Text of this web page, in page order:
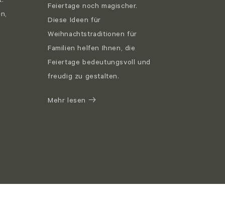
Feiertage noch magischer.
Diese Ideen für
Weihnachtstraditionen für
Familien helfen Ihnen, die
Feiertage bedeutungsvoll und
freudig zu gestalten.
Mehr lesen